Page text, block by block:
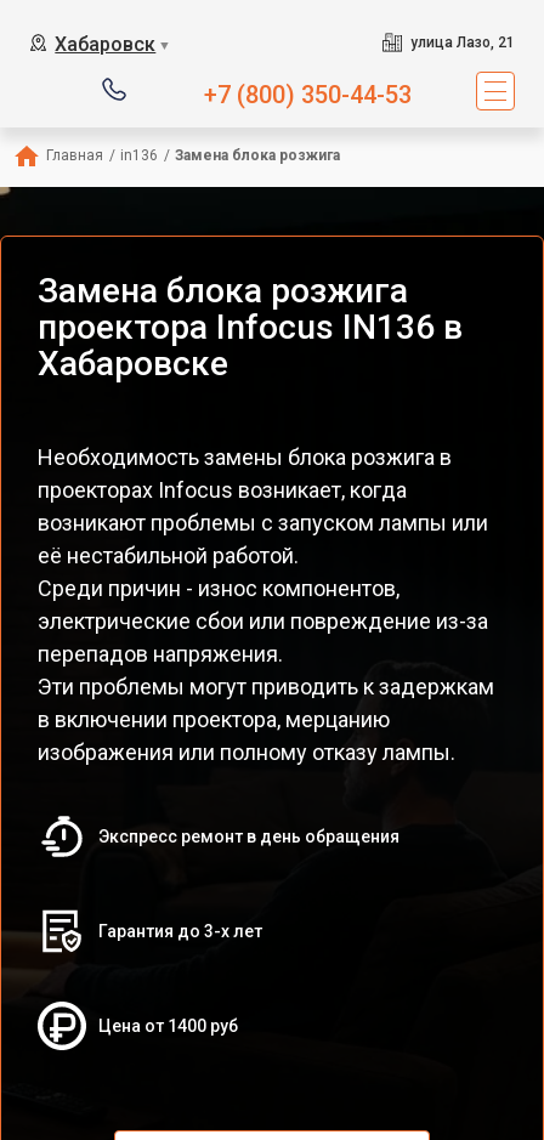
Хабаровск ▼ улица Лазо, 21
+7 (800) 350-44-53
Главная / in136 / Замена блока розжига
Замена блока розжига
проектора Infocus IN136 в
Хабаровске
Необходимость замены блока розжига в
проекторах Infocus возникает, когда
возникают проблемы с запуском лампы или
её нестабильной работой.
Среди причин - износ компонентов,
электрические сбои или повреждение из-за
перепадов напряжения.
Эти проблемы могут приводить к задержкам
в включении проектора, мерцанию
изображения или полному отказу лампы.
Экспресс ремонт в день обращения
Гарантия до 3-х лет
Цена от 1400 руб